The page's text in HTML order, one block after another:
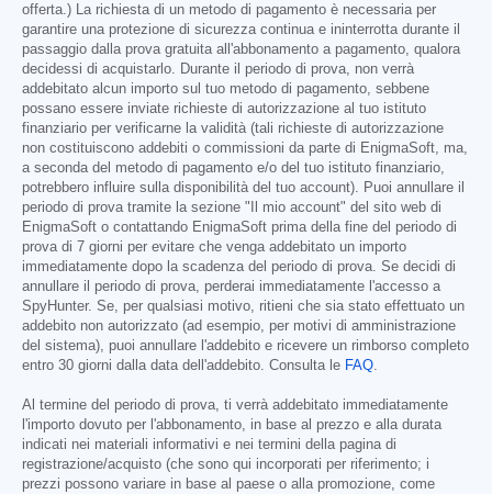
offerta.) La richiesta di un metodo di pagamento è necessaria per
garantire una protezione di sicurezza continua e ininterrotta durante il
passaggio dalla prova gratuita all'abbonamento a pagamento, qualora
decidessi di acquistarlo. Durante il periodo di prova, non verrà
addebitato alcun importo sul tuo metodo di pagamento, sebbene
possano essere inviate richieste di autorizzazione al tuo istituto
finanziario per verificarne la validità (tali richieste di autorizzazione
non costituiscono addebiti o commissioni da parte di EnigmaSoft, ma,
a seconda del metodo di pagamento e/o del tuo istituto finanziario,
potrebbero influire sulla disponibilità del tuo account). Puoi annullare il
periodo di prova tramite la sezione "Il mio account" del sito web di
EnigmaSoft o contattando EnigmaSoft prima della fine del periodo di
prova di 7 giorni per evitare che venga addebitato un importo
immediatamente dopo la scadenza del periodo di prova. Se decidi di
annullare il periodo di prova, perderai immediatamente l'accesso a
SpyHunter. Se, per qualsiasi motivo, ritieni che sia stato effettuato un
addebito non autorizzato (ad esempio, per motivi di amministrazione
del sistema), puoi annullare l'addebito e ricevere un rimborso completo
entro 30 giorni dalla data dell'addebito. Consulta le FAQ.
Al termine del periodo di prova, ti verrà addebitato immediatamente
l'importo dovuto per l'abbonamento, in base al prezzo e alla durata
indicati nei materiali informativi e nei termini della pagina di
registrazione/acquisto (che sono qui incorporati per riferimento; i
prezzi possono variare in base al paese o alla promozione, come